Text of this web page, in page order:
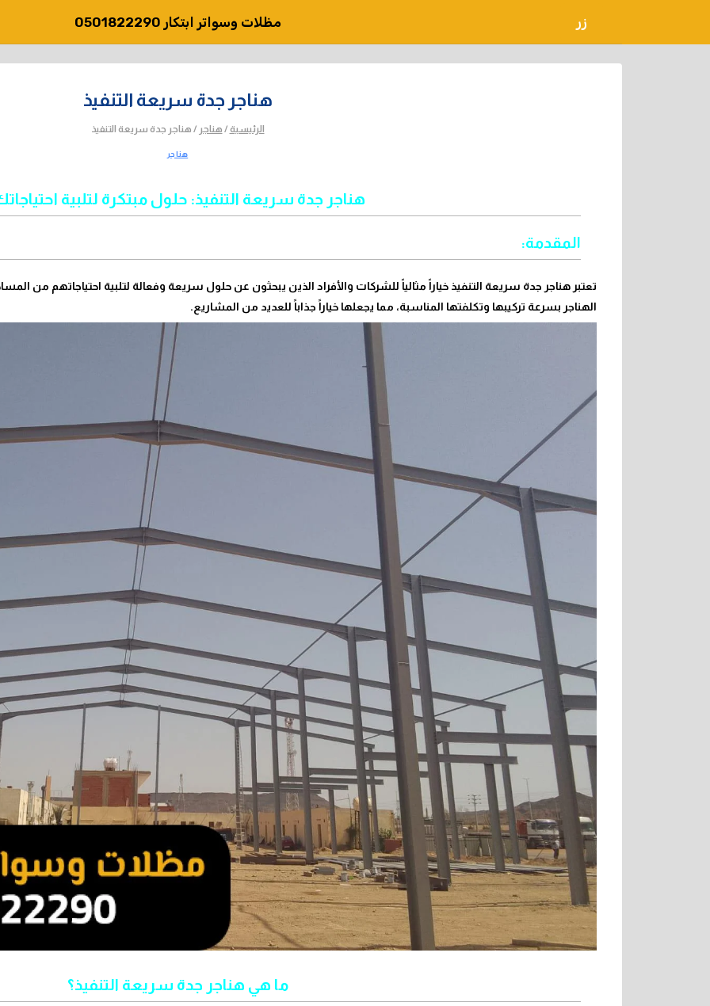
زر مظلات وسواتر ابتكار 0501822290
هناجر جدة سريعة التنفيذ
الرئيسية / هناجر / هناجر جدة سريعة التنفيذ
هناجر
هناجر جدة سريعة التنفيذ: حلول مبتكرة لتلبية
المقدمة:
تعتبر هناجر جدة سريعة التنفيذ خياراً مثالياً للشركات والأفراد الذين يبحثون عن حلول سريعة وفعالة لتلبية احتياجاتهم من
الهناجر بسرعة تركيبها وتكلفتها المناسبة، مما يجعلها خياراً جذاباً للعديد من المشاريع.
ما هي هناجر جدة سريعة التنفيذ؟